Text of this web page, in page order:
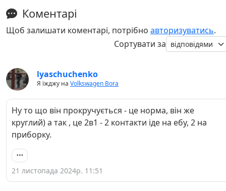
Коментарі
Щоб залишати коментарі, потрібно авторизуватись.
Сортувати за
lyaschuchenko
Я їжджу на Volkswagen Bora
Ну то що він прокручується - це норма, він же
круглий) а так , це 2в1 - 2 контакти іде на ебу, 2 на
приборку.
21 листопада 2024р. 11:51